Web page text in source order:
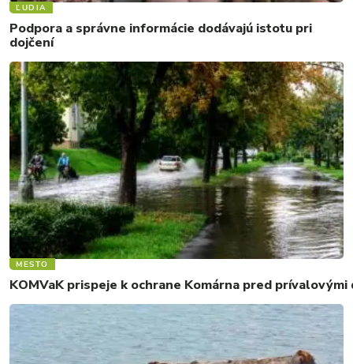
ĽUDIA
Podpora a správne informácie dodávajú istotu pri
dojčení
MESTO
KOMVaK prispeje k ochrane Komárna pred